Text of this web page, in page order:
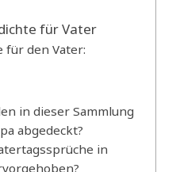
für Vater
für den Vater:
in dieser Sammlung
abgedeckt?
in